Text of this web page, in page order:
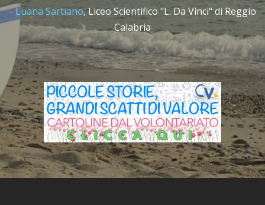
Vinci" di Reggio